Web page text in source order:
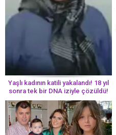
Yaşlı kadının katili yakalandı! 18 yıl
sonra tek bir DNA iziyle çözüldü!